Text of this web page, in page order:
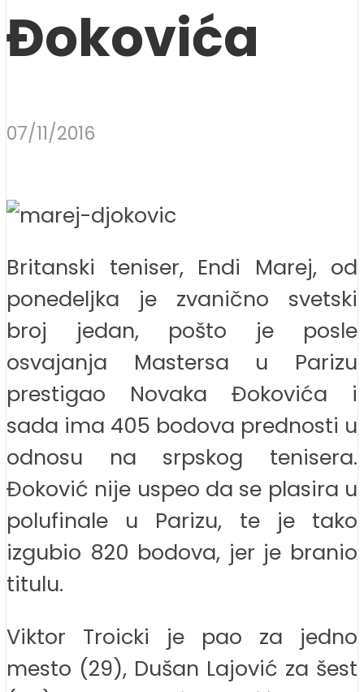
Đokovića
07/11/2016
Britanski teniser, Endi Marej, od
ponedeljka je zvanično svetski
broj jedan, pošto je posle
osvajanja Mastersa u Parizu
prestigao Novaka Đokovića i
sada ima 405 bodova prednosti u
odnosu na srpskog tenisera.
Đoković nije uspeo da se plasira u
polufinale u Parizu, te je tako
izgubio 820 bodova, jer je branio
titulu.
Viktor Troicki je pao za jedno
mesto (29), Dušan Lajović za šest